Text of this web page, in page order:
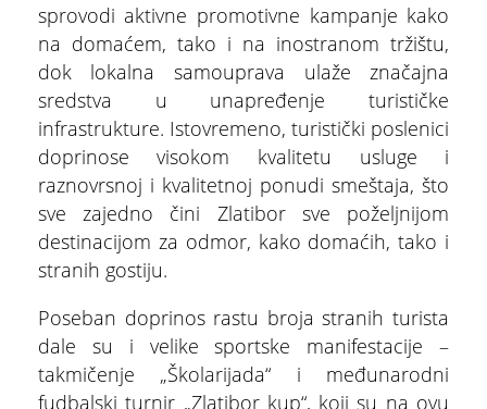
sprovodi aktivne promotivne kampanje kako
na domaćem, tako i na inostranom tržištu,
dok lokalna samouprava ulaže značajna
sredstva u unapređenje turističke
infrastrukture. Istovremeno, turistički poslenici
doprinose visokom kvalitetu usluge i
raznovrsnoj i kvalitetnoj ponudi smeštaja, što
sve zajedno čini Zlatibor sve poželjnijom
destinacijom za odmor, kako domaćih, tako i
stranih gostiju.
Poseban doprinos rastu broja stranih turista
dale su i velike sportske manifestacije –
takmičenje „Školarijada“ i međunarodni
fudbalski turnir „Zlatibor kup“, koji su na ovu